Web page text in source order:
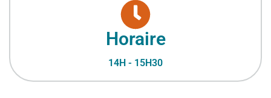
Horaire
14H - 15H30